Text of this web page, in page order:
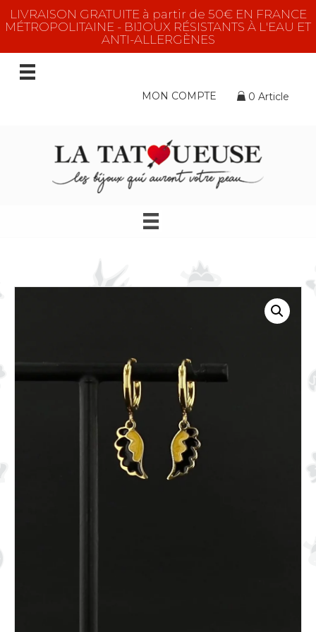
LIVRAISON GRATUITE à partir de 50€ EN FRANCE
MÉTROPOLITAINE - BIJOUX RÉSISTANTS À L'EAU ET
ANTI-ALLERGÈNES
MON COMPTE 0 Article